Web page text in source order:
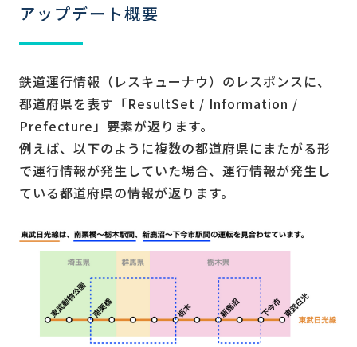
アップデート概要
鉄道運行情報（レスキューナウ）のレスポンスに、
都道府県を表す「ResultSet / Information /
Prefecture」要素が返ります。
例えば、以下のように複数の都道府県にまたがる形
で運行情報が発生していた場合、運行情報が発生し
ている都道府県の情報が返ります。